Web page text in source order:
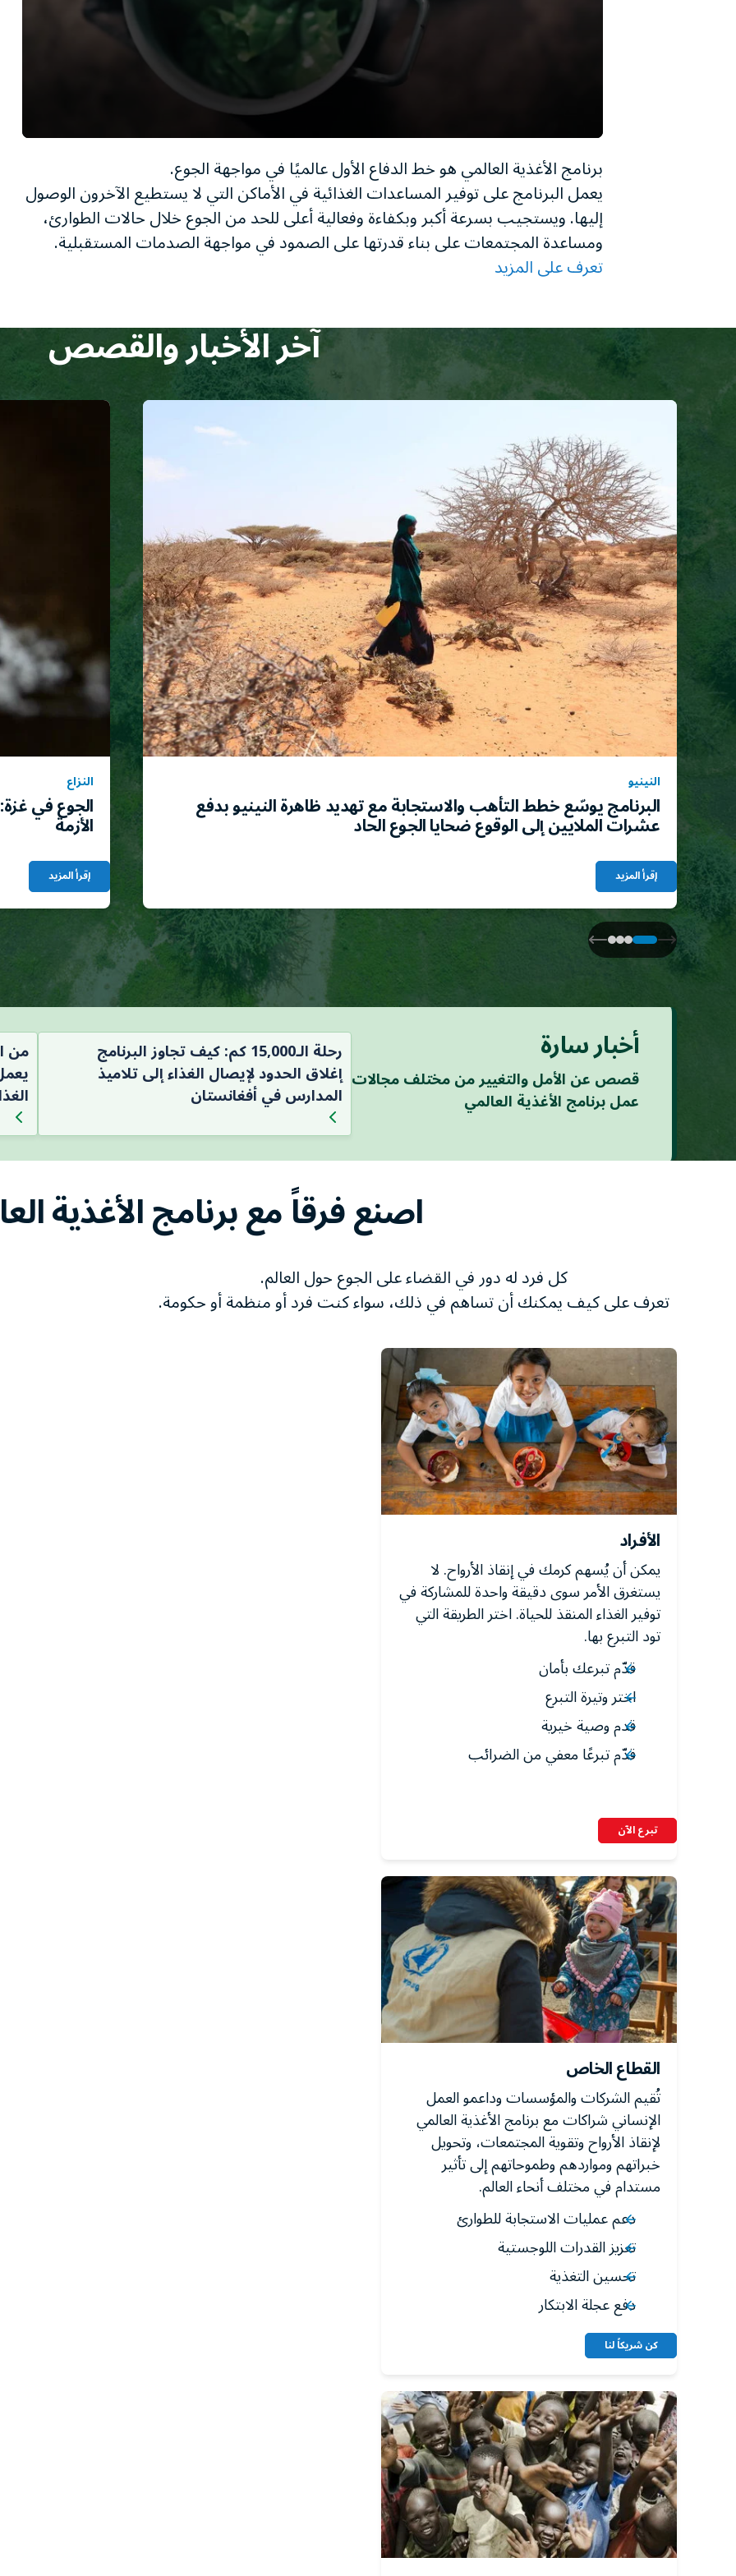
minute,
secondsVolume
برنامج الأغذية العالمي هو خط الدفاع الأول عالميًا في مواجهة الجوع.
يعمل البرنامج على توفير المساعدات الغذائية في الأماكن التي لا يستطيع الآخرون الوصول
إليها. ويستجيب بسرعة أكبر وبكفاءة وفعالية أعلى للحد من الجوع خلال حالات الطوارئ،
ومساعدة المجتمعات على بناء قدرتها على الصمود في مواجهة الصدمات المستقبلية.
تعرف على المزيد
آخر الأخبار والقصص
النينيو
البرنامج يوسّع خطط التأهب والاستجابة مع تهديد ظاهرة النينيو بدفع
عشرات الملايين إلى الوقوع ضحايا الجوع الحاد
إقرأ المزيد
النزاع
الجوع في
الأزمة
إقرأ المزيد
أخبار سارة
قصص عن الأمل والتغيير من مختلف مجالات
عمل برنامج الأغذية العالمي
رحلة الـ15,000 كم: كيف تجاوز البرنامج
إغلاق الحدود لإيصال الغذاء إلى تلاميذ
المدارس في أفغانستان
من
اصنع فرقاً مع برنامج الأغذية
كل فرد له دور في القضاء على الجوع حول العالم.
تعرف على كيف يمكنك أن تساهم في ذلك، سواء كنت فرد أو منظمة أو حكومة.
الأفراد
يمكن أن يُسهم كرمك في إنقاذ الأرواح. لا
يستغرق الأمر سوى دقيقة واحدة للمشاركة في
توفير الغذاء المنقذ للحياة. اختر الطريقة التي
تود التبرع بها.
قدّم تبرعك بأمان
اختر وتيرة التبرع
قدم وصية خيرية
قدّم تبرعًا معفي من الضرائب
تبرع الآن
القطاع الخاص
تُقيم الشركات والمؤسسات وداعمو العمل
الإنساني شراكات مع برنامج الأغذية العالمي
لإنقاذ الأرواح وتقوية المجتمعات، وتحويل
خبراتهم ومواردهم وطموحاتهم إلى تأثير
مستدام في مختلف أنحاء العالم.
دعم عمليات الاستجابة للطوارئ
تعزيز القدرات اللوجستية
تحسين التغذية
دفع عجلة الابتكار
كن شريكاً لنا